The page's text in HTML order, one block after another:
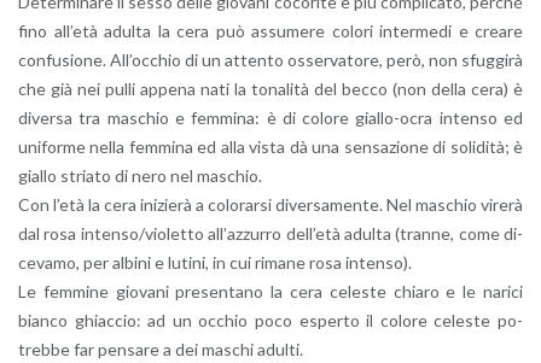
fino al­l’e­tà adul­ta la cera può as­su­me­re co­lo­ri in­ter­me­di e crea­re
con­fu­sio­ne. Al­l’oc­chio di un at­ten­to os­ser­va­to­re, però, non sfug­gi­rà
che già nei pulli ap­pe­na nati la to­na­li­tà del becco (non della cera) è
di­ver­sa tra ma­schio e fem­mi­na: è di co­lo­re gial­lo-ocra in­ten­so ed
uni­for­me nella fem­mi­na ed alla vista dà una sen­sa­zio­ne di so­li­di­tà; è
gial­lo stria­to di nero nel ma­schio.
Con l’età la cera ini­zie­rà a co­lo­rar­si di­ver­sa­men­te. Nel ma­schio vi­re­rà
dal rosa in­ten­so/vio­let­to al­l’az­zur­ro del­l’e­tà adul­ta (tran­ne, come di­
ce­va­mo, per al­bi­ni e lu­ti­ni, in cui ri­ma­ne rosa in­ten­so).
Le fem­mi­ne gio­va­ni pre­sen­ta­no la cera ce­le­ste chia­ro e le na­ri­ci
bian­co ghiac­cio: ad un oc­chio poco esper­to il co­lo­re ce­le­ste po­
treb­be far pen­sa­re a dei ma­schi adul­ti.